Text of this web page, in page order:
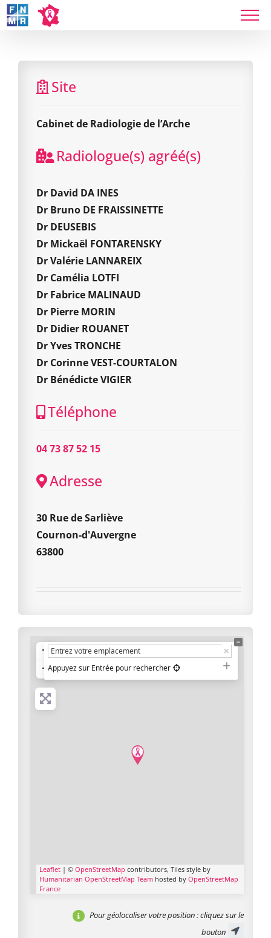
Skip
to
Site
Cabinet de Radiologie de l’Arche
Radiologue(s) agréé(s)
Dr David DA INES
Dr Bruno DE FRAISSINETTE
Dr DEUSEBIS
Dr Mickaël FONTARENSKY
Dr Valérie LANNAREIX
Dr Camélia LOTFI
Dr Fabrice MALINAUD
Dr Pierre MORIN
Dr Didier ROUANET
Dr Yves TRONCHE
Dr Corinne VEST-COURTALON
Dr Bénédicte VIGIER
Téléphone
04 73 87 52 15
Adresse
30 Rue de Sarliève
Cournon-d'Auvergne
63800
+
−Appuyez sur Entrée pour rechercher
Leaflet | © OpenStreetMap contributors, Tiles style by
Humanitarian OpenStreetMap Team hosted by OpenStreetMap
France
Pour géolocaliser votre position: cliquez sur le
bouton